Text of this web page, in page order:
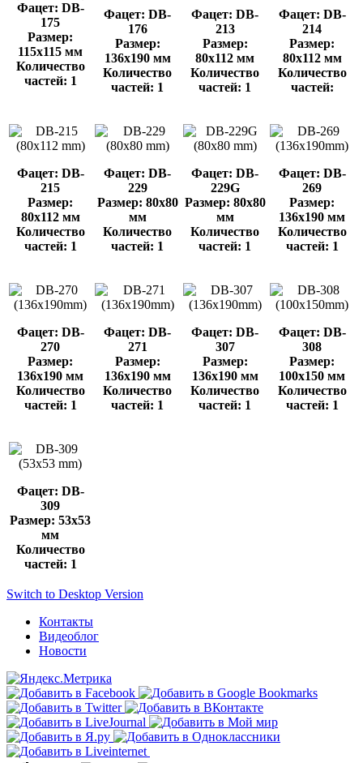
Фацет: DB-
175
Размер:
115x115 мм
Количество
частей: 1
Фацет: DB-
176
Размер:
136x190 мм
Количество
частей: 1
Фацет: DB-
213
Размер:
80x112 мм
Количество
частей: 1
Фацет: DB-
214
Размер:
80x112 мм
Количество
частей:
Фацет: DB-
215
Размер:
80x112 мм
Количество
частей: 1
Фацет: DB-
229
Размер: 80x80
мм
Количество
частей: 1
Фацет: DB-
229G
Размер: 80x80
мм
Количество
частей: 1
Фацет: DB-
269
Размер:
136x190 мм
Количество
частей: 1
Фацет: DB-
270
Размер:
136x190 мм
Количество
частей: 1
Фацет: DB-
271
Размер:
136x190 мм
Количество
частей: 1
Фацет: DB-
307
Размер:
136x190 мм
Количество
частей: 1
Фацет: DB-
308
Размер:
100x150 мм
Количество
частей: 1
Фацет: DB-
309
Размер: 53x53
мм
Количество
частей: 1
Switch to Desktop Version
Контакты
Видеоблог
Новости